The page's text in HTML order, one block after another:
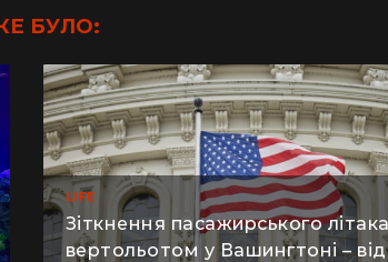
БУЛО:
LIFE
Зіткнення пасажирського
вертольотом у Вашингтоні –